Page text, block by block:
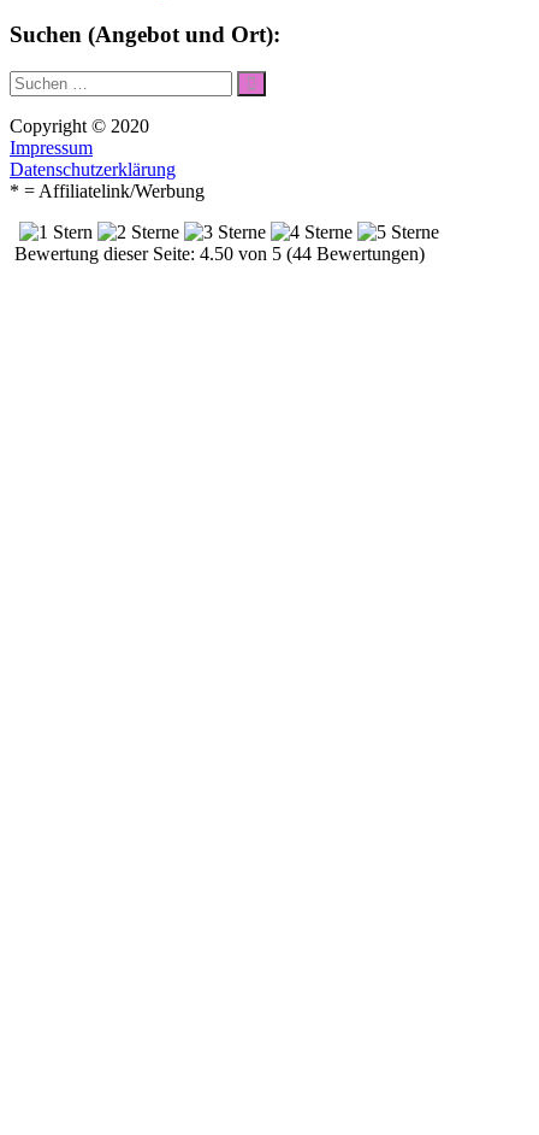
Suchen (Angebot und Ort):
Suche
nach:
Suchen
Copyright © 2020
Impressum
Datenschutzerklärung
* = Affiliatelink/Werbung
Bewertung dieser Seite: 4.50 von 5 (44 Bewertungen)